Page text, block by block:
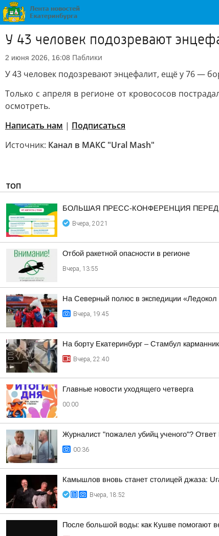
У 43 человек подозревают
2 июня 2026, 16:08 Паблики
У 43 человек подозревают энцефалит, ещё у 76 —
Только с апреля в регионе от кровососов
осмотреть.
Написать нам | Подписаться
Источник: Канал в МАКС "Ural Mash"
ТОП
БОЛЬШАЯ ПРЕСС-КОНФЕРЕНЦИЯ
Вчера, 20:21
Отбой ракетной опасности в регионе
Вчера, 13:55
На Северный полюс в экспедиции «Ледокол
Вчера, 19:45
На борту Екатеринбург – Стамбул
Вчера, 22:40
Главные новости уходящего четверга
00:00
Журналист "пожалел убийц ученого"?
00:36
Камышлов вновь станет столицей джаза:
Вчера, 18:52
После большой воды: как Кушве помогают